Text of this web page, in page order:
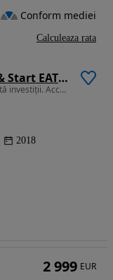
Peugeot 3008 PureTech 130 Stop & Start EAT6 Active
1199 cm3 • 130 CP • Vânzare rapidă. Nu necesită investiții. Accept verificare.
2018
Conform mediei
Calculeaza rata
2 999 EUR